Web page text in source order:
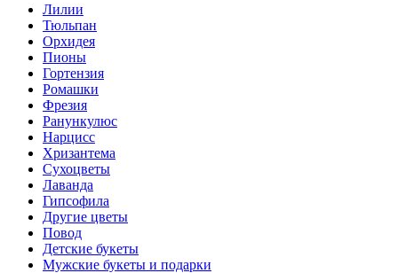
Лилии
Тюльпан
Орхидея
Пионы
Гортензия
Ромашки
Фрезия
Ранункулюс
Нарцисс
Хризантема
Сухоцветы
Лаванда
Гипсофила
Другие цветы
Повод
Детские букеты
Мужские букеты и подарки